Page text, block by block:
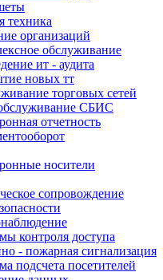
техника
организаций
обслуживание
ит - аудита
новых тт
торговых сетей
СБИС
отчетность
носители
сопровождение
контроля доступа
- пожарная сигнализация
подсчета посетителей